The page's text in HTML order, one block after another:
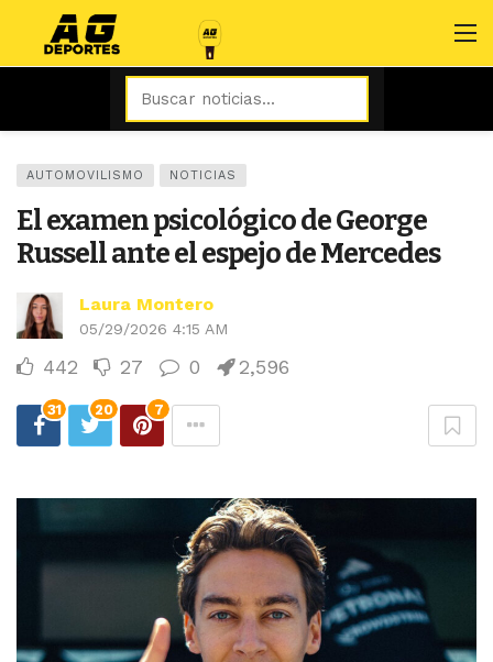
AUTOMOVILISMO NOTICIAS
El examen psicológico de George
Russell ante el espejo de Mercedes
Laura Montero
05/29/2026 4:15 AM
442 27 0 2,596
31 20 7